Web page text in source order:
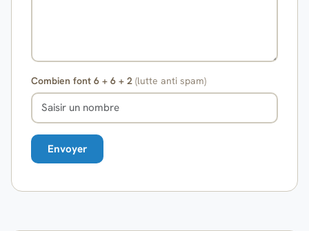
Combien font 6 + 6 + 2 (lutte anti spam)